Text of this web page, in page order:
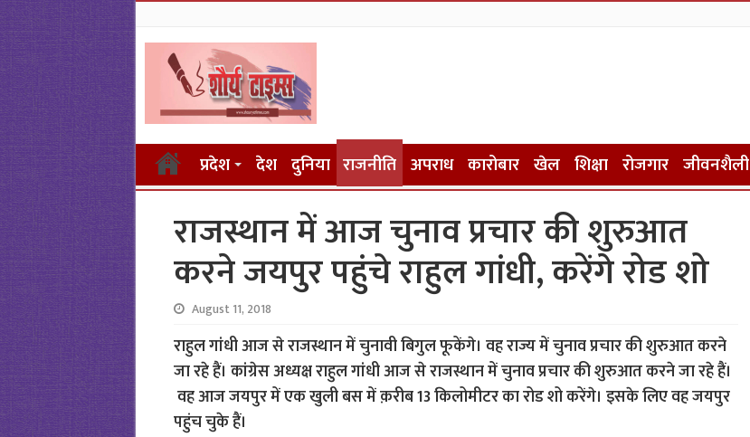
प्रदेश देश दुनिया राजनीति अपराध कारोबार खेल शिक्षा रोजगार जीवनशैली
राजस्थान में आज चुनाव प्रचार की शुरुआत
करने जयपुर पहुंचे राहुल गांधी, करेंगे रोड शो
August 11, 2018
राहुल गांधी आज से राजस्थान में चुनावी बिगुल फूकेंगे। वह राज्य में चुनाव प्रचार की शुरुआत करने
जा रहे हैं। कांग्रेस अध्यक्ष राहुल गांधी आज से राजस्थान में चुनाव प्रचार की शुरुआत करने जा रहे हैं।
वह आज जयपुर में एक खुली बस में क़रीब 13 किलोमीटर का रोड शो करेंगे। इसके लिए वह जयपुर
पहुंच चुके हैं।